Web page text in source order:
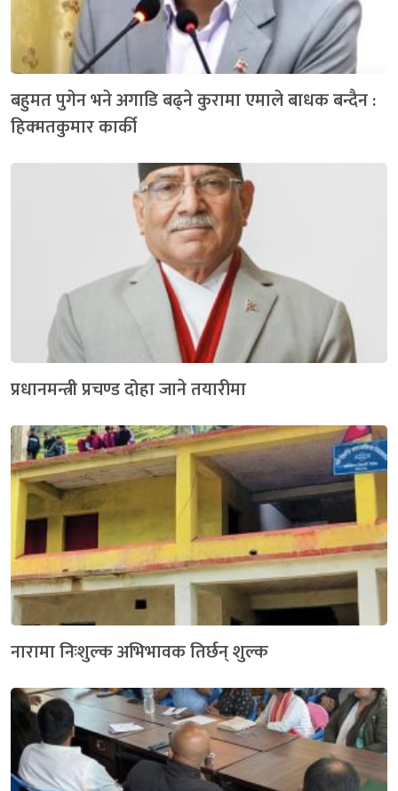
बहुमत पुगेन भने अगाडि बढ्ने कुरामा एमाले बाधक बन्दैन :
हिक्मतकुमार कार्की
प्रधानमन्त्री प्रचण्ड दोहा जाने तयारीमा
नारामा निःशुल्क अभिभावक तिर्छन् शुल्क